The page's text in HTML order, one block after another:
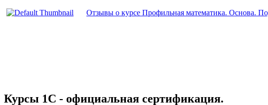
Отзывы о курсе Профильная математика. Основа.
Курсы 1С - официальная сертификация.